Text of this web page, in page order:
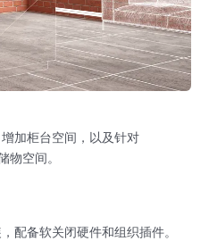
加柜台空间，以及针对
空间。
配备软关闭硬件和组织插件。